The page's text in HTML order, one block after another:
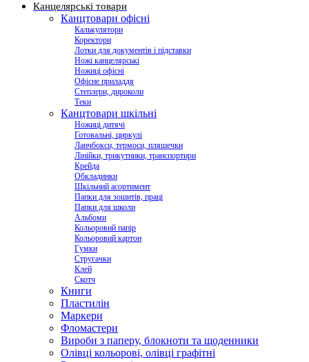
Канцелярські товари
Канцтовари офісні
Калькулятори
Коректори
Лотки для документів і підставки
Ножі канцелярські
Ножиці офісні
Офісне приладдя
Степлери, дироколи
Теки
Канцтовари шкільні
Ножиці дитячі
Готовальні, циркулі
Ланчбокси, термоси, пляшечки
Лінійки, трикутники, транспортири
Крейда
Обкладинки
Шкільний асортимент
Папки для зошитів, праці
Папки для школи
Альбоми
Кольоровий папір
Кольоровий картон
Гумки
Стругачки
Клей
Скотч
Книги
Пластилін
Маркери
Фломастери
Вироби з паперу, блокноти та щоденники
Олівці кольорові, олівці графітні